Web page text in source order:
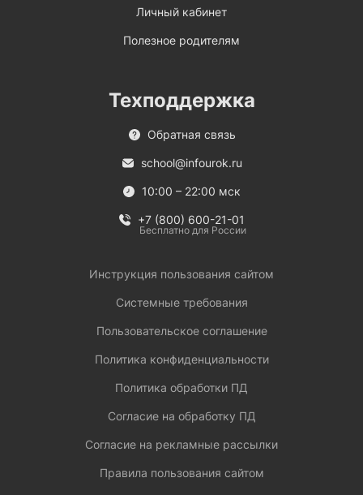
Личный кабинет
Полезное родителям
Техподдержка
Обратная связь
school@infourok.ru
10:00 – 22:00 мск
+7 (800) 600-21-01
Бесплатно для России
Инструкция пользования сайтом
Системные требования
Пользовательское соглашение
Политика конфиденциальности
Политика обработки ПД
Согласие на обработку ПД
Согласие на рекламные рассылки
Правила пользования сайтом